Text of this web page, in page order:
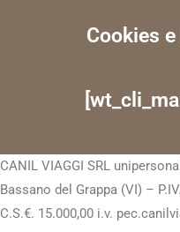
Cookies
CANIL VIAGGI SRL
Bassano del Grappa (VI) –
C.S.€. 15.000,00 i.v.